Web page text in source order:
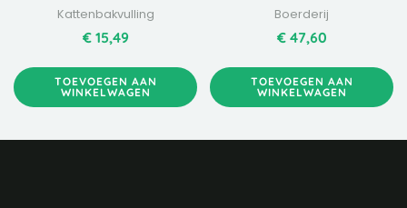
Kattenbakvulling
€15,49
TOEVOEGEN AAN
WINKELWAGEN
Boerderij
€47,60
TOEVOEGEN AAN
WINKELWAGEN